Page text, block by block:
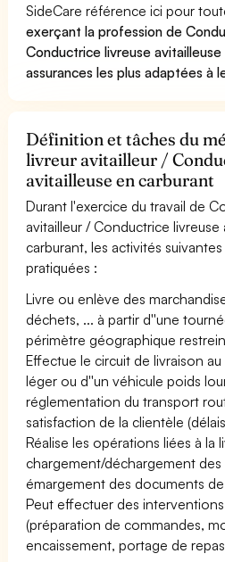
SideCare référence ici pour
exerçant la profession de
Conductrice livreuse
assurances les plus adaptées à
Définition et tâches du
livreur avitailleur /
avitailleuse en carburant
Durant l'exercice du travail de
avitailleur / Conductrice livreuse
carburant, les activités
pratiquées :
Livre ou enlève des
déchets, ... à partir d''une
périmètre géographique
Effectue le circuit de livraison
léger ou d''un véhicule poids
réglementation du transport
satisfaction de la clientèle
Réalise les opérations liées à la
chargement/déchargement des
émargement des documents de
Peut effectuer des
(préparation de commandes,
encaissement, portage de